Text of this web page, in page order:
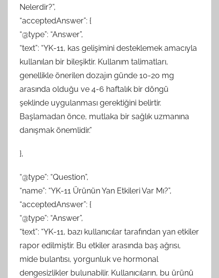
Nelerdir?”,
“acceptedAnswer”: {
“@type”: “Answer”,
“text”: “YK-11, kas gelişimini desteklemek amacıyla
kullanılan bir bileşiktir. Kullanım talimatları,
genellikle önerilen dozajın günde 10-20 mg
arasında olduğu ve 4-6 haftalık bir döngü
şeklinde uygulanması gerektiğini belirtir.
Başlamadan önce, mutlaka bir sağlık uzmanına
danışmak önemlidir.”
},
“@type”: “Question”,
“name”: “YK-11 Ürünün Yan Etkileri Var Mı?”,
“acceptedAnswer”: {
“@type”: “Answer”,
“text”: “YK-11, bazı kullanıcılar tarafından yan etkiler
rapor edilmiştir. Bu etkiler arasında baş ağrısı,
mide bulantısı, yorgunluk ve hormonal
dengesizlikler bulunabilir. Kullanıcıların, bu ürünü